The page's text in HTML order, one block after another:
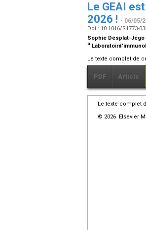
Le GEAI
2026 ! - 06/05/
Doi : 10.1016/S1773-
Sophie Desplat-Jégo
a
Le texte complet de
PDF Article
Le texte complet
© 2026 Elsevier